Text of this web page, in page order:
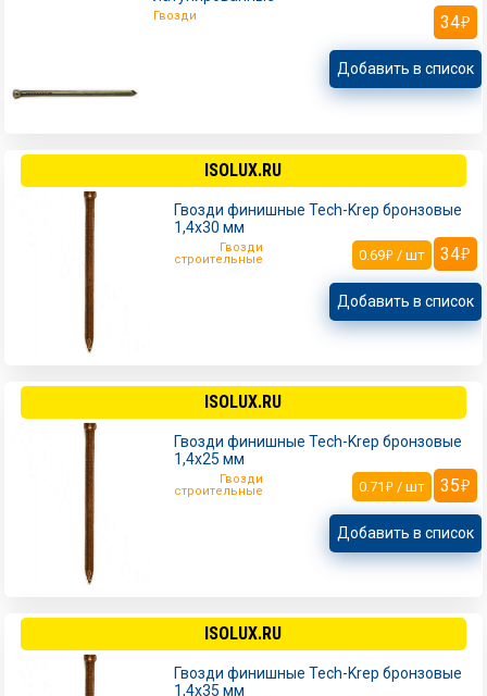
Гвозди 34
Добавить в список
ISOLUX.RU
Гвозди финишные Tech-Krep бронзовые
1,4х30 мм
Гвозди
строительные
0.69 / шт 34
Добавить в список
ISOLUX.RU
Гвозди финишные Tech-Krep бронзовые
1,4х25 мм
Гвозди
строительные
0.71 / шт 35
Добавить в список
ISOLUX.RU
Гвозди финишные Tech-Krep бронзовые
1,4х35 мм